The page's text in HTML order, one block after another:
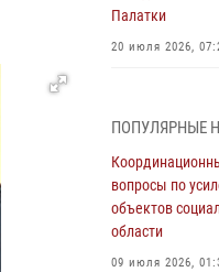
Палатки
20 июля 2026,
подшефных
20 июля 2026,
При
Магадане
экстремизме
ПОПУЛЯРНЫЕ
вопросы по
объектов
области
09 июля 2026,